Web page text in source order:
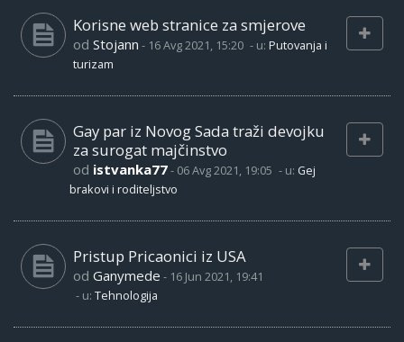
Korisne web stranice za smjerove
od Stojann - 16 Avg 2021, 15:20 - u: Putovanja i
turizam
Gay par iz Novog Sada traži devojku
za surogat majčinstvo
od istvanka77- 06 Avg 2021, 19:05 - u: Gej
brakovi i roditeljstvo
Pristup Pricaonici iz USA
od Ganymede - 16 Jun 2021, 19:41
- u: Tehnologija